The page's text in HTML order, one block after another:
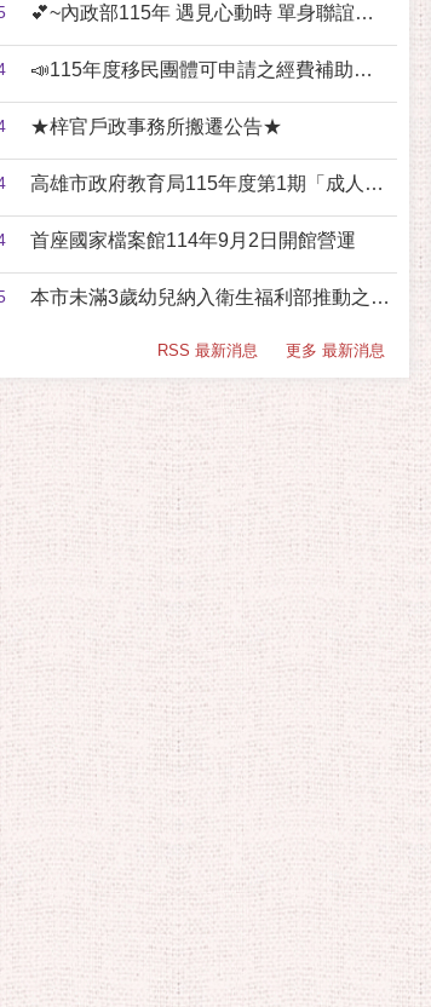
💕~內政部115年 遇見心動時 單身聯誼活動開跑了....
📣115年度移民團體可申請之經費補助項目資源，請各....
★梓官戶政事務所搬遷公告★
高雄市政府教育局115年度第1期「成人基本教育研習....
首座國家檔案館114年9月2日開館營運
本市未滿3歲幼兒納入衛生福利部推動之「幼兒專責醫師....
RSS 最新消息 更多 最新消息